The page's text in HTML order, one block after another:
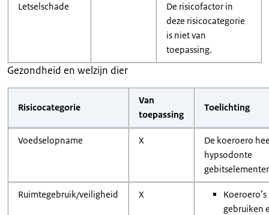
Letselschade
De risicofactor in
deze risicocategorie
is niet van
toepassing.
Gezondheid en welzijn dier
Risicocategorie
Van
toepassing
Toelichting
Voedselopname X
De koeroero
hypsodonte
Ruimtegebruik/veiligheid X
Koeroero’s
gebruiken